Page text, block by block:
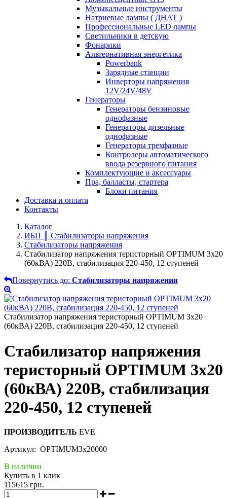
Музыкальные инструменты
Натриевые лампы ( ДНАТ )
Профессиональные LED лампы
Светильники в детскую
Фонарики
Альтернативная энергетика
Powerbank
Зарядные станции
Инверторы напряжения
12V/24V/48V
Генераторы
Генераторы бензиновые
однофазные
Генераторы дизельные
однофазные
Генераторы трехфазные
Контролеры автоматического
ввода резервного питания
Комплектующие и аксессуары
Пра, балласты, стартера
Блоки питания
Доставка и оплата
Контакты
Каталог
ИБП ║ Стабилизаторы напряжения
Стабилизаторы напряжения
Стабилизатор напряжения теристорный OPTIMUM 3х20
(60кВА) 220В, стабилизация 220-450, 12 ступеней
Повернутись до: Стабилизаторы напряжения
Стабилизатор напряжения теристорный OPTIMUM 3х20
(60кВА) 220В, стабилизация 220-450, 12 ступеней
Стабилизатор напряжения
теристорный OPTIMUM 3х20
(60кВА) 220В, стабилизация
220-450, 12 ступеней
ПРОИЗВОДИТЕЛЬ EVE
Артикул: OPTIMUM3х20000
В наличии
Купить в 1 клик
115615 грн.